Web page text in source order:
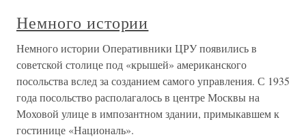
Немного истории
Немного истории Оперативники ЦРУ появились в
советской столице под «крышей» американского
посольства вслед за созданием самого управления. С 1935
года посольство располагалось в центре Москвы на
Моховой улице в импозантном здании, примыкавшем к
гостинице «Националь».